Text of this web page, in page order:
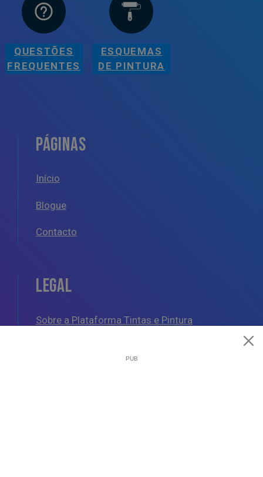
QUESTÕES
FREQUENTES
ESQUEMAS
DE PINTURA
PÁGINAS
Início
Blogue
Contacto
LEGAL
Sobre a Plataforma Tintas e Pintura